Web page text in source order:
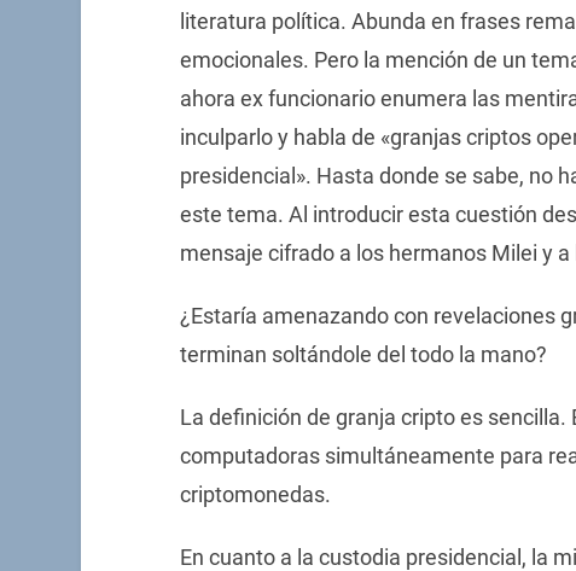
literatura política. Abunda en frases
emocionales. Pero la mención de un
ahora ex funcionario enumera las
inculparlo y habla de «granjas criptos
presidencial». Hasta donde se sabe, no
este tema. Al introducir esta cuestión
mensaje cifrado a los hermanos Milei y
¿Estaría amenazando con revelaciones
terminan soltándole del todo la mano?
La definición de granja cripto es
computadoras simultáneamente para
criptomonedas.
En cuanto a la custodia presidencial, la